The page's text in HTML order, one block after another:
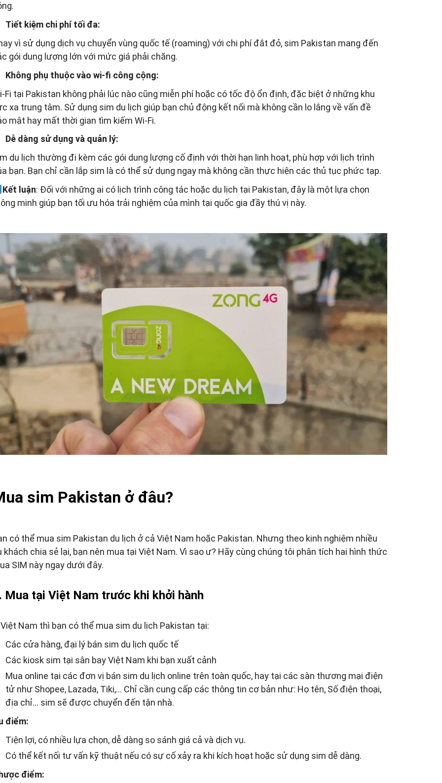
Tiết kiệm chi phí tối đa:
vì sử dụng dịch vụ chuyển vùng quốc tế (roaming) với chi phí đắt đỏ, sim Pakistan mang đến
gói dung lượng lớn với mức giá phải chăng.
Không phụ thuộc vào wi-fi công cộng:
Fi tại Pakistan không phải lúc nào cũng miễn phí hoặc có tốc độ ổn định, đặc biệt ở những khu
xa trung tâm. Sử dụng sim du lịch giúp bạn chủ động kết nối mà không cần lo lắng về vấn đề
mật hay mất thời gian tìm kiếm Wi-Fi.
Dễ dàng sử dụng và quản lý:
du lịch thường đi kèm các gói dung lượng cố định với thời hạn linh hoạt, phù hợp với lịch trình
bạn. Bạn chỉ cần lắp sim là có thể sử dụng ngay mà không cần thực hiện các thủ tục phức tạp.
Kết luận: Đối với những ai có lịch trình công tác hoặc du lịch tại Pakistan, đây là một lựa chọn
minh giúp bạn tối ưu hóa trải nghiệm của mình tại quốc gia đầy thú vị này.
sim Pakistan ở đâu?
có thể mua sim Pakistan du lịch ở cả Việt Nam hoặc Pakistan. Nhưng theo kinh nghiệm nhiều
khách chia sẻ lại, bạn nên mua tại Việt Nam. Vì sao ư? Hãy cùng chúng tôi phân tích hai hình thức
SIM này ngay dưới đây.
Mua tại Việt Nam trước khi khởi hành
Nam thì bạn có thể mua sim du lịch Pakistan tại:
Các cửa hàng, đại lý bán sim du lịch quốc tế
Các kiosk sim tại sân bay Việt Nam khi bạn xuất cảnh
Mua online tại các đơn vị bán sim du lịch online trên toàn quốc, hay tại các sàn thương mại điện
tử như Shopee, Lazada, Tiki,… Chỉ cần cung cấp các thông tin cơ bản như: Họ tên, Số điện thoại,
địa chỉ… sim sẽ được chuyển đến tận nhà.
điểm:
Tiện lợi, có nhiều lựa chọn, dễ dàng so sánh giá cả và dịch vụ.
Có thể kết nối tư vấn kỹ thuật nếu có sự cố xảy ra khi kích hoạt hoặc sử dụng sim dễ dàng.
điểm: